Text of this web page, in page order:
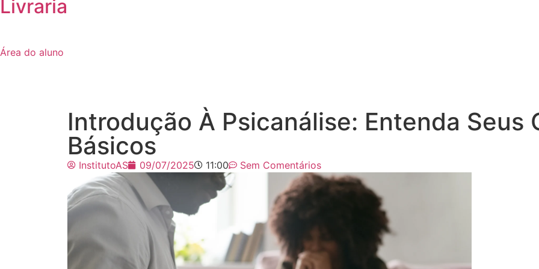
Livraria
Área do aluno
Introdução À Psicanálise: Entenda Seus
Básicos
InstitutoAS 09/07/2025 11:00 Sem Comentários